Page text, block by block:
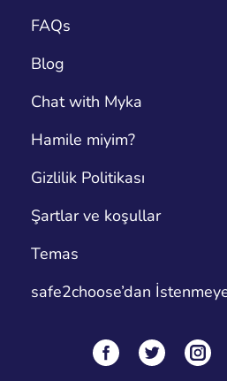
FAQs
Blog
Chat with Myka
Hamile miyim?
Gizlilik Politikası
Şartlar ve koşullar
Temas
safe2choose’dan